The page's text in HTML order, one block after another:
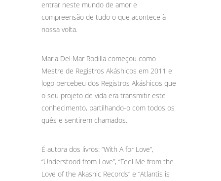
entrar neste mundo de amor e
compreensão de tudo o que acontece à
nossa volta.
Maria Del Mar Rodilla começou como
Mestre de Registros Akáshicos em 2011 e
logo percebeu dos Registros Akáshicos que
o seu projeto de vida era transmitir este
conhecimento, partilhando-o com todos os
quês e sentirem chamados.
É autora dos livros: “With A for Love”,
“Understood from Love”, “Feel Me from the
Love of the Akashic Records” e “Atlantis is